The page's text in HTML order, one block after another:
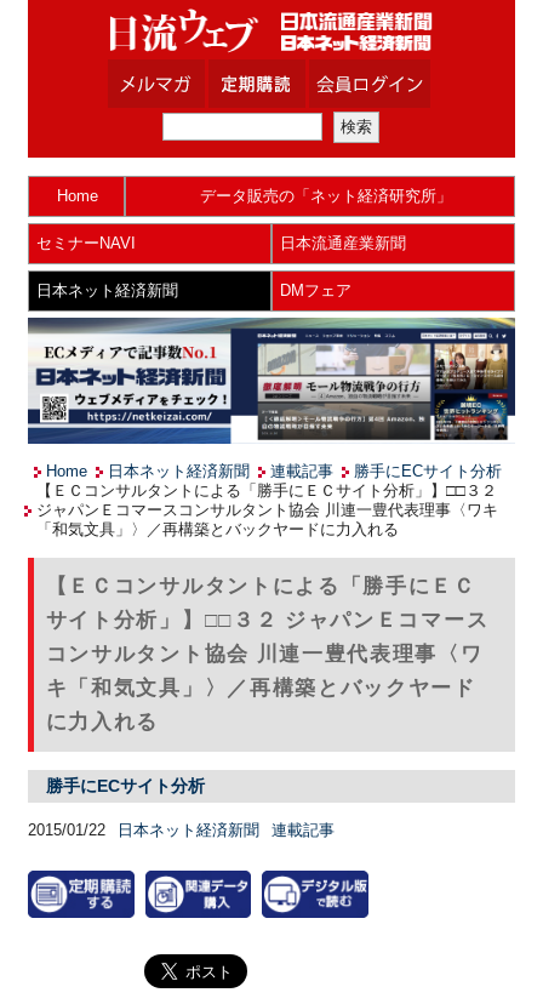
Home データ販売の「ネット経済研究所」
セミナーNAVI 日本流通産業新聞
日本ネット経済新聞 DMフェア
Home 日本ネット経済新聞 連載記事
勝手にECサイト分析
【ＥＣコンサルタントによる「勝手にＥＣサイト分析」】□□３２
ジャパンＥコマースコンサルタント協会 川連一豊代表理事〈ワキ
「和気文具」〉／再構築とバックヤードに力入れる
【ＥＣコンサルタントによる「勝手にＥＣ
サイト分析」】□□３２ ジャパンＥコマース
コンサルタント協会 川連一豊代表理事〈ワ
キ「和気文具」〉／再構築とバックヤード
に力入れる
勝手にECサイト分析
2015/01/22 日本ネット経済新聞 連載記事